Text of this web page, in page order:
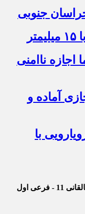
ناامنی
آماده و
با
خراسان جنوبی - بیرجند - طالقانی 11 - فرعی اول